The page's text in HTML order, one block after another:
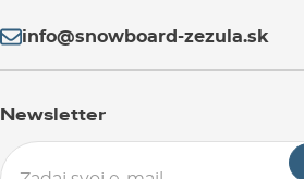
info@snowboard-zezula.sk
Newsletter